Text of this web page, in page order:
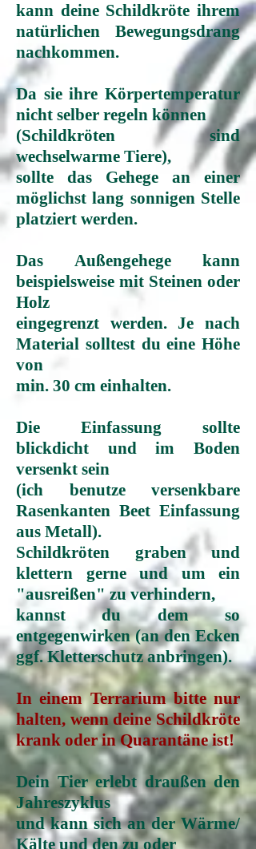
kann deine Schildkröte ihrem
natürlichen Bewegungsdrang
nachkommen.
Da sie ihre Körpertemperatur
nicht selber regeln können
(Schildkröten sind
wechselwarme Tiere),
sollte das Gehege an einer
möglichst lang sonnigen Stelle
platziert werden.
Das Außengehege kann
beispielsweise mit Steinen oder
Holz
eingegrenzt werden. Je nach
Material solltest du eine Höhe
von
min. 30 cm einhalten.
Die Einfassung sollte
blickdicht und im Boden
versenkt sein
(ich benutze versenkbare
Rasenkanten Beet Einfassung
aus Metall).
Schildkröten graben und
klettern gerne und um ein
"ausreißen" zu verhindern,
kannst du dem so
entgegenwirken(an den Ecken
ggf. Kletterschutz anbringen).
In einem Terrarium bitte nur
halten, wenn deine Schildkröte
krank oder in Quarantäne ist!
Dein Tier erlebt draußen den
Jahreszyklus
und kann sich an der Wärme/
Kälteund den zu oder